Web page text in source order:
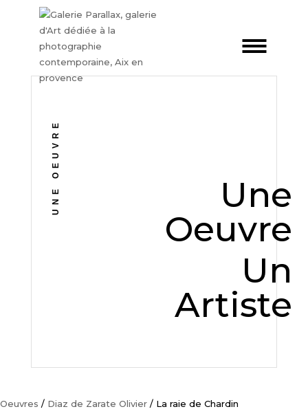
UNE OEUVRE
Une
Oeuvre
Un
Artiste
Oeuvres / Diaz de Zarate Olivier / La raie de Chardin